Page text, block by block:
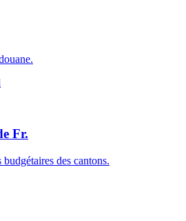
Fr.
budgétaires des cantons.